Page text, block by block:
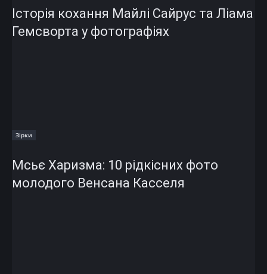
Історія кохання Майлі Сайрус та Ліама
Гемсворта у фотографіях
Зірки
Мсьє Харизма: 10 рідкісних фото
молодого Венсана Касселя